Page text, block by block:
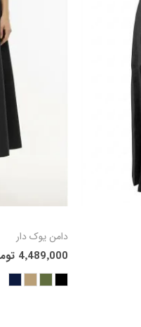
دامن یوک دار
4٬489٬000 تومان